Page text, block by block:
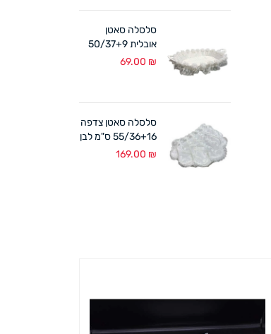
סלסלה סאטן
אובלית 50/37+9
ס"מ לבן
69.00 ₪
סלסלה סאטן צדפה
55/36+16 ס"מ לבן
169.00 ₪